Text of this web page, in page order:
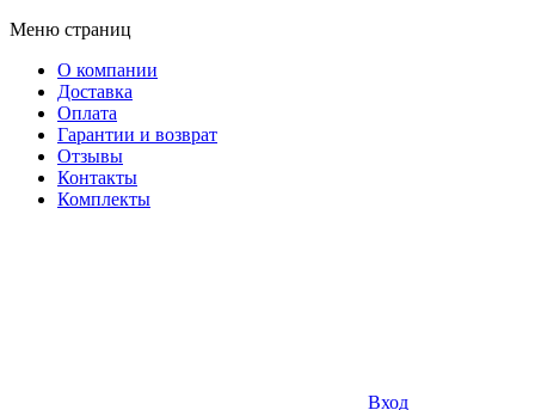
Меню страниц
О компании
Доставка
Оплата
Гарантии и возврат
Отзывы
Контакты
Комплекты
Вход